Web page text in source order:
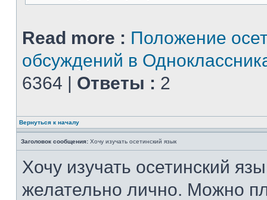
Read more : Положение
обсуждений в
6364 | Ответы : 2
Вернуться к началу
Заголовок сообщения: Хочу изучать осетинский язык
Хочу изучать осетинский
желательно лично. Можно